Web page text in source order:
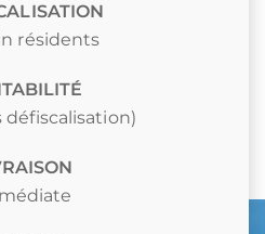
résidents
défiscalisation)